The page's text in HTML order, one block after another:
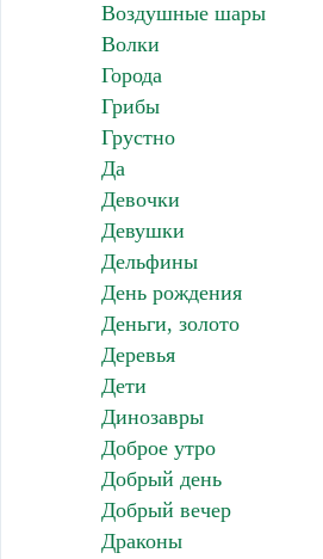
Воздушные шары
Волки
Города
Грибы
Грустно
Да
Девочки
Девушки
Дельфины
День рождения
Деньги, золото
Деревья
Дети
Динозавры
Доброе утро
Добрый день
Добрый вечер
Драконы